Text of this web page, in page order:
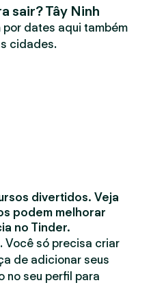
sair? Tây Ninh
dates aqui também
cidades.
divertidos. Veja
podem melhorar
no Tinder.
Você só precisa criar
de adicionar seus
no seu perfil para